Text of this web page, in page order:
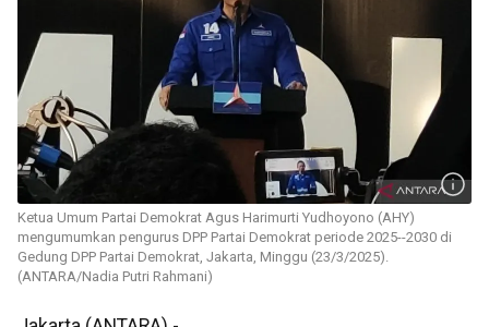
Ketua Umum Partai Demokrat Agus Harimurti Yudhoyono (AHY)
mengumumkan pengurus DPP Partai Demokrat periode 2025--2030 di
Gedung DPP Partai Demokrat, Jakarta, Minggu (23/3/2025).
(ANTARA/Nadia Putri Rahmani)